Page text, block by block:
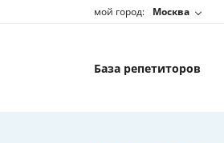
мой город: Москва
База репетиторов